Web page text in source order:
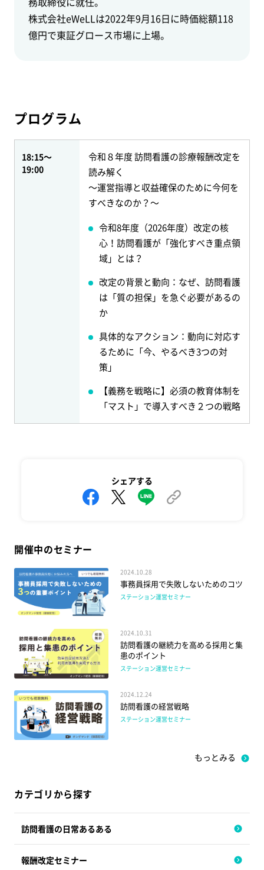
株式会社eWeLLは2022年9月16日に時価総額118
億円で東証グロース市場に上場。
プログラム
18:15～
19:00
令和８年度 訪問看護の診療報酬改定を
読み解く
～運営指導と収益確保のために今何を
すべきなのか？～
令和8年度（2026年度）改定の核
心！訪問看護が「強化すべき重点領
域」とは？
改定の背景と動向：なぜ、訪問看護
は「質の担保」を急ぐ必要があるの
か
具体的なアクション：動向に対応す
るために「今、やるべき3つの対
策」
【義務を戦略に】必須の教育体制を
「マスト」で導入すべき２つの戦略
シェアする
開催中のセミナー
2024.10.28
事務員採用で失敗しないためのコツ
ステーション運営セミナー
2024.10.31
訪問看護の継続力を高める採用と集
患のポイント
ステーション運営セミナー
2024.12.24
訪問看護の経営戦略
ステーション運営セミナー
もっとみる
カテゴリから探す
訪問看護の日常あるある
報酬改定セミナー